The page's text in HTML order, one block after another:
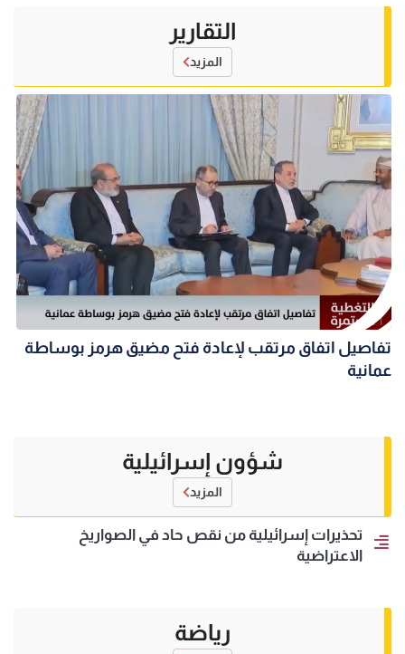
التقارير
المزيد
تفاصيل اتفاق مرتقب لإعادة فتح مضيق هرمز بوساطة
عمانية
شؤون إسرائيلية
المزيد
تحذيرات إسرائيلية من نقص حاد في الصواريخ
الاعتراضية
رياضة